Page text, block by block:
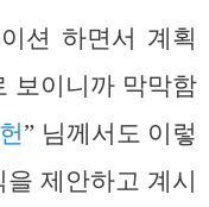
션 하면서 계획
보이니까 막막함
” 님께서도 이렇
제안하고 계시